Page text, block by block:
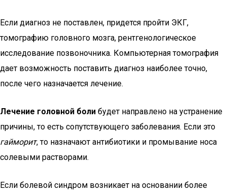
Если диагноз не поставлен, придется пройти ЭКГ,
томографию головного мозга, рентгенологическое
исследование позвоночника. Компьютерная томография
дает возможность поставить диагноз наиболее точно,
после чего назначается лечение.
Лечение головной боли будет направлено на устранение
причины, то есть сопутствующего заболевания. Если это
гайморит, то назначают антибиотики и промывание носа
солевыми растворами.
Если болевой синдром возникает на основании более